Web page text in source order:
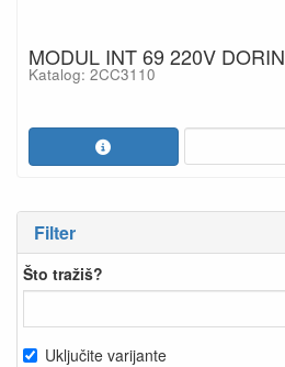
Filter
Što tražiš?
Uključite varijante
MODUL INT 69 220V DORIN
Katalog: 2CC3110